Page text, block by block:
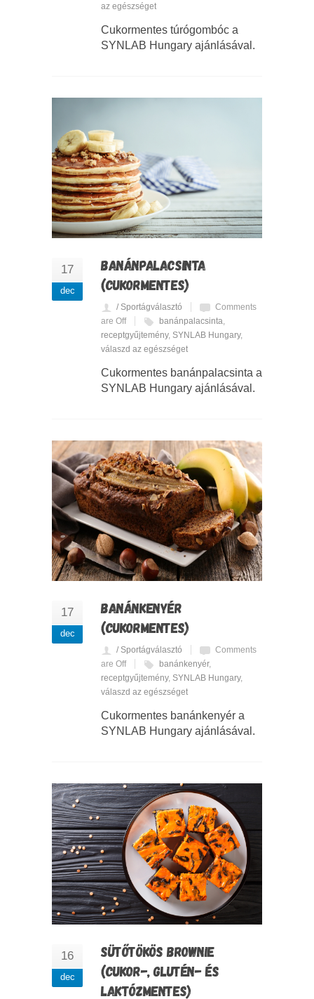
az egészséget
Cukormentes túrógombóc a
SYNLAB Hungary ajánlásával.
17
dec
BANÁNPALACSINTA
(CUKORMENTES)
/ Sportágválasztó
Comments
are Off
banánpalacsinta,
receptgyűjtemény, SYNLAB Hungary,
válaszd az egészséget
Cukormentes banánpalacsinta a
SYNLAB Hungary ajánlásával.
17
dec
BANÁNKENYÉR
(CUKORMENTES)
/ Sportágválasztó
Comments
are Off
banánkenyér,
receptgyűjtemény, SYNLAB Hungary,
válaszd az egészséget
Cukormentes banánkenyér a
SYNLAB Hungary ajánlásával.
16
dec
SÜTŐTÖKÖS BROWNIE
(CUKOR-, GLUTÉN- ÉS
LAKTÓZMENTES)